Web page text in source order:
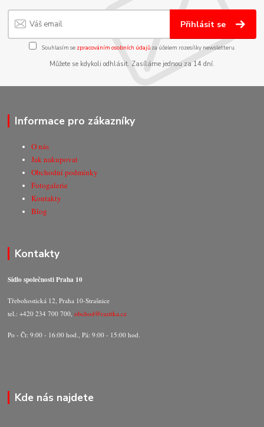
Přihlásit se
Souhlasím se zpracováním osobních údajůza účelem rozesílky newsletteru.
Můžete se kdykoli odhlásit. Zasíláme jednou za 14 dní.
Informace pro zákazníky
O nás
Jak nakupovat
Obchodní podmínky
Fotogalerie
Kontakty
Blog
Kontakty
Sídlo společnosti Praha 10
Třebohostická 12, Praha 10-Strašnice
tel.: +420 234 700 700,obchod@razitka.cz
Po - Čt: 9:00 - 16:00 hod., Pá: 9:00 - 15:00 hod.
Kde nás najdete